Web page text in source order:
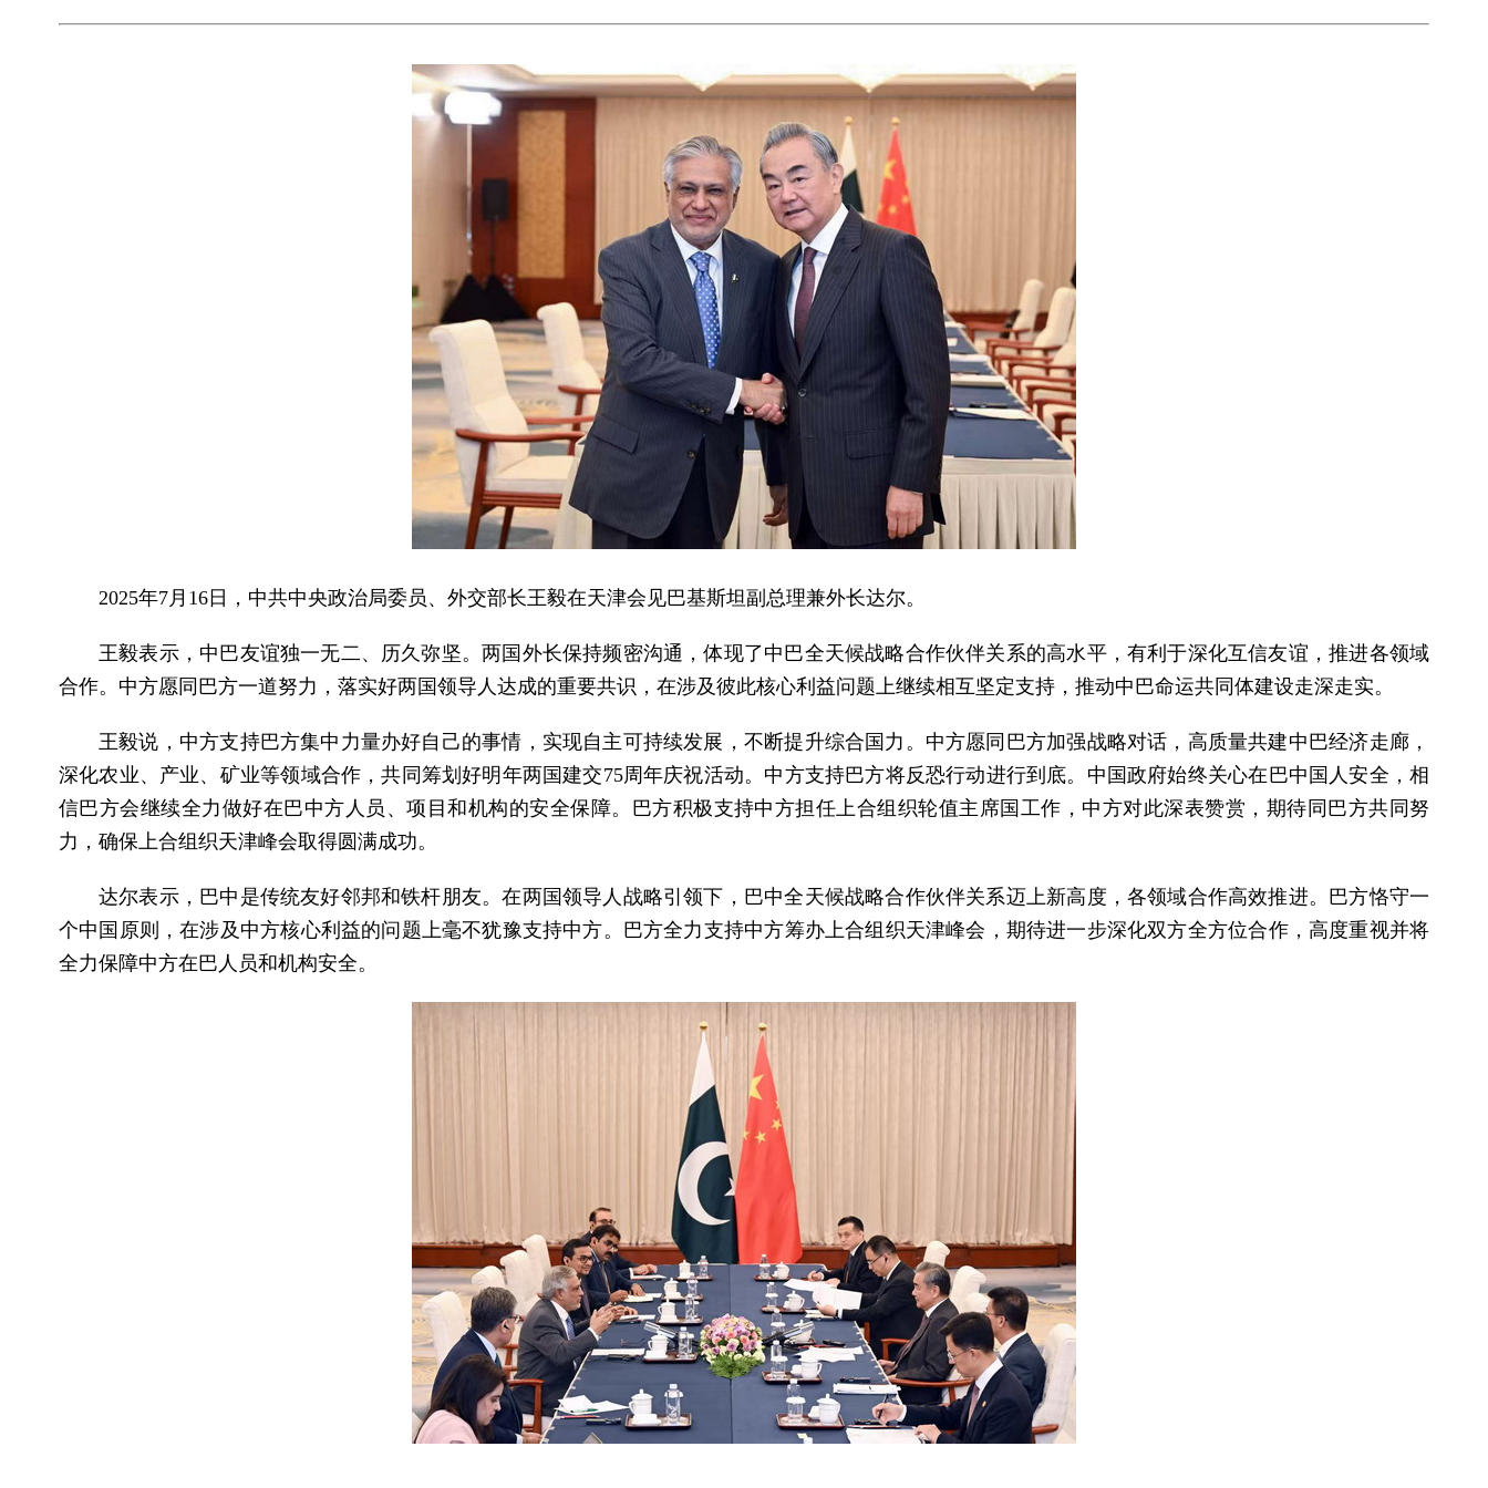
2025年7月16日，中共中央政治局委员、外交部长王毅在天津会见巴基斯坦副总理兼外长达尔。
王毅表示，中巴友谊独一无二、历久弥坚。两国外长保持频密沟通，体现了中巴全天候战略合作伙伴关系的高水平，有利于深化互信友谊，推进各领域
合作。中方愿同巴方一道努力，落实好两国领导人达成的重要共识，在涉及彼此核心利益问题上继续相互坚定支持，推动中巴命运共同体建设走深走实。
王毅说，中方支持巴方集中力量办好自己的事情，实现自主可持续发展，不断提升综合国力。中方愿同巴方加强战略对话，高质量共建中巴经济走廊，
深化农业、产业、矿业等领域合作，共同筹划好明年两国建交75周年庆祝活动。中方支持巴方将反恐行动进行到底。中国政府始终关心在巴中国人安全，相
信巴方会继续全力做好在巴中方人员、项目和机构的安全保障。巴方积极支持中方担任上合组织轮值主席国工作，中方对此深表赞赏，期待同巴方共同努
力，确保上合组织天津峰会取得圆满成功。
达尔表示，巴中是传统友好邻邦和铁杆朋友。在两国领导人战略引领下，巴中全天候战略合作伙伴关系迈上新高度，各领域合作高效推进。巴方恪守一
个中国原则，在涉及中方核心利益的问题上毫不犹豫支持中方。巴方全力支持中方筹办上合组织天津峰会，期待进一步深化双方全方位合作，高度重视并将
全力保障中方在巴人员和机构安全。